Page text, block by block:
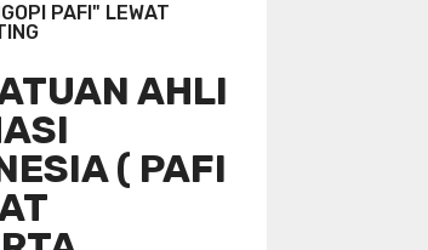
PAFI" LEWAT
AHLI
( PAFI